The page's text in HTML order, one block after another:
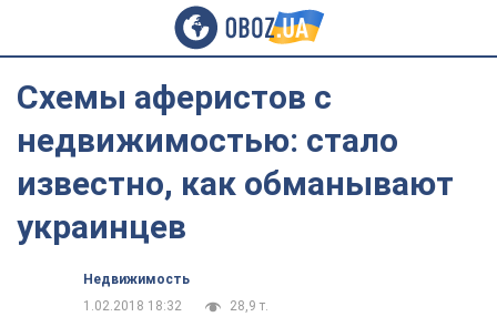
Схемы аферистов с
недвижимостью: стало
известно, как обманывают
украинцев
Недвижимость
1.02.2018 18:32
28,9 т.